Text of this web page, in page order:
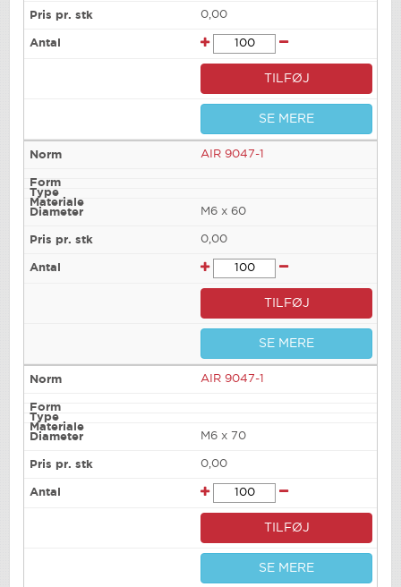
0,00
TILFØJ
SE MERE
AIR 9047-1
M6 x 60
0,00
TILFØJ
SE MERE
AIR 9047-1
M6 x 70
0,00
TILFØJ
SE MERE